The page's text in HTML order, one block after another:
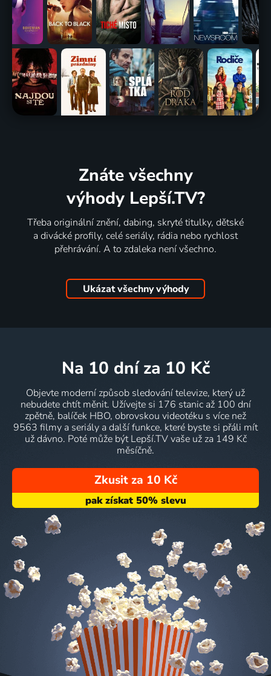
Znáte všechny
výhody Lepší.TV?
Třeba originální znění, dabing, skryté titulky, dětské
a divácké profily, celé seriály, rádia nebo rychlost
přehrávání. A to zdaleka není všechno.
Ukázat všechny výhody
na 10 dní za 10 Kč
Objevte moderní způsob sledování televize, který už
nebudete chtít měnit. Užívejte si 176 stanic až 100 dní
zpětně, balíček HBO, obrovskou videotéku s více než
9563 filmy a seriály a další funkce, které byste si přáli mít
už dávno. Poté může být Lepší.TV vaše už za 149 Kč
měsíčně.
Zkusit za 10 Kč